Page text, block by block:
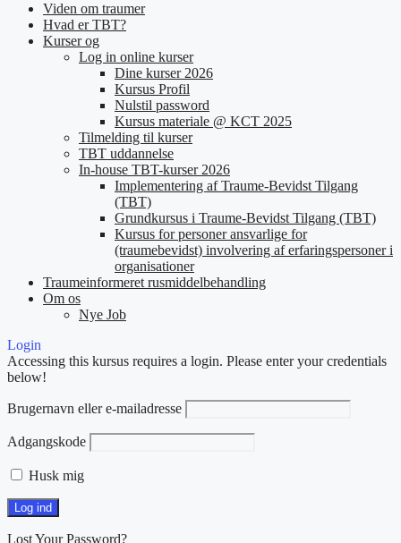
Viden om traumer
Hvad er TBT?
Kurser og
Log in online kurser
Dine kurser 2026
Kursus Profil
Nulstil password
Kursus materiale @ KCT 2025
Tilmelding til kurser
TBT uddannelse
In-house TBT-kurser 2026
Implementering af Traume-Bevidst Tilgang
(TBT)
Grundkursus i Traume-Bevidst Tilgang (TBT)
Kursus for personer ansvarlige for
(traumebevidst) involvering af erfaringspersoner i
organisationer
Traumeinformeret rusmiddelbehandling
Om os
Nye Job
Login
Accessing this kursus requires a login. Please enter your credentials
below!
Brugernavn eller e-mailadresse
Adgangskode
Husk mig
Lost Your Password?